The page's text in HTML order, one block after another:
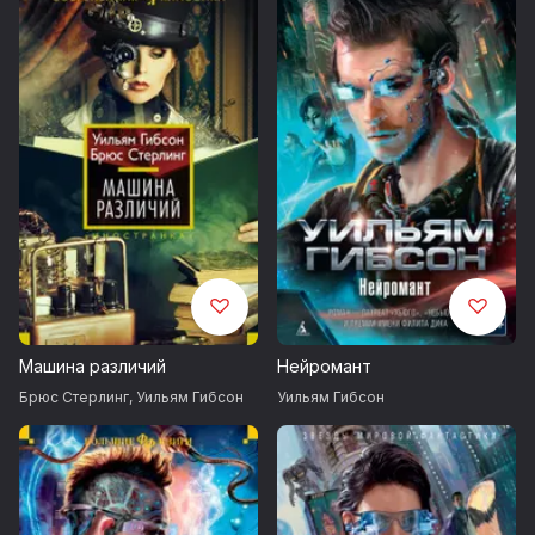
Машина различий
Брюс Стерлинг, Уильям Гибсон
Нейромант
Уильям Гибсон